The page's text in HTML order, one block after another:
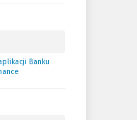
Banku